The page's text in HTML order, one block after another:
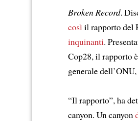
Broken Record.
così il rapporto del
inquinanti.
Cop28, il rapporto
generale
“Il rapporto”, ha
canyon. Un canyon